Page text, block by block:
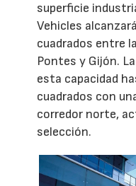
superficie
Vehicles
cuadrados entre
Pontes y Gijón.
esta capacidad
cuadrados con
corredor norte,
selección.